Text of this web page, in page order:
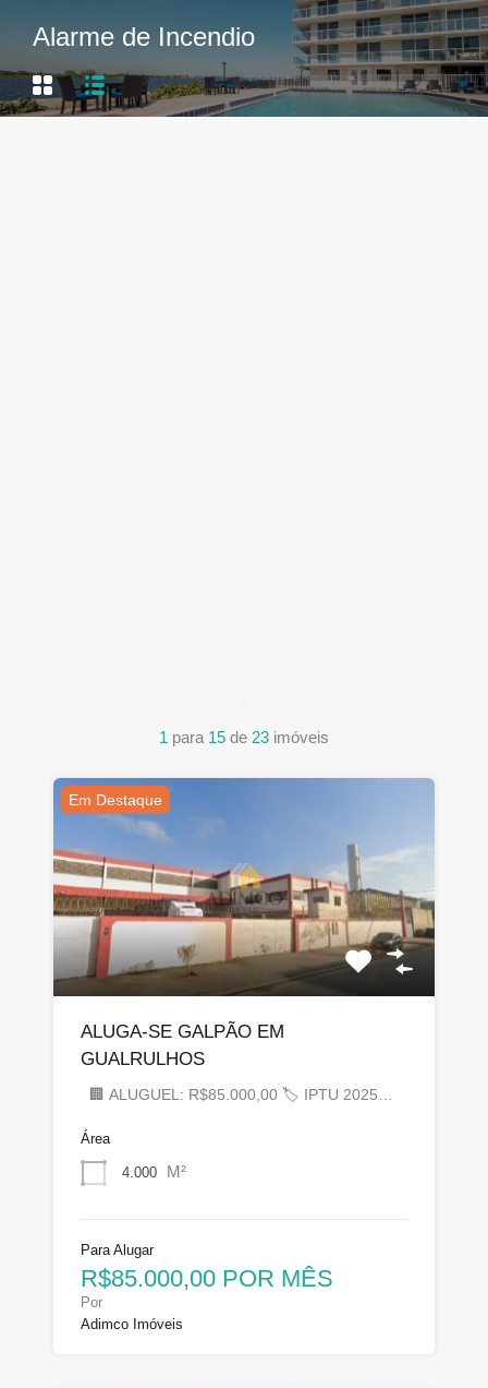
Alarme de Incendio
1 para 15 de 23 imóveis
Em Destaque
ALUGA-SE GALPÃO EM
GUALRULHOS
🏢 ALUGUEL: R$85.000,00 🏷 IPTU 2025…
Área
4.000 M²
Para Alugar
R$85.000,00 POR MÊS
Por
Adimco Imóveis